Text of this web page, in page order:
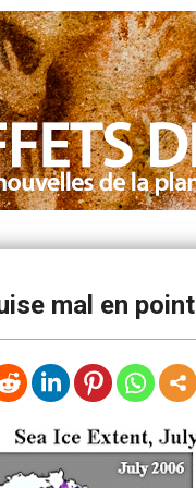
mal en point